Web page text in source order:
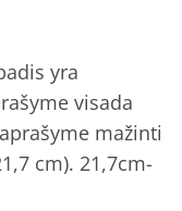
yra
visada
mažinti
cm). 21,7cm-